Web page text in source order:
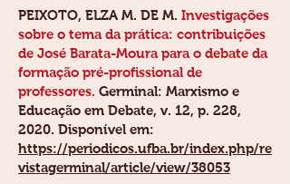
PEIXOTO, ELZA M. DE M. Investigações
sobre o tema da prática: contribuições
de José Barata-Moura para o debate da
formação pré-profissional de
professores. Germinal: Marxismo e
Educação em Debate, v. 12, p. 228,
2020. Disponível em:
https://periodicos.ufba.br/index.php/re
vistagerminal/article/view/38053